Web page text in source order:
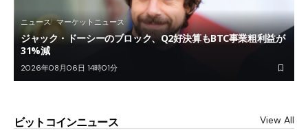
ニュース マーケットニュース
ジャック・ドーシーのブロック、Q2好決算もBTC事業粗利益が
31%減
2026年08月06日 14時01分
ビットコインニュース View All